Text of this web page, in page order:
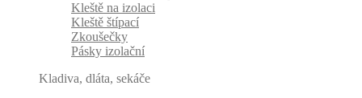
Kleště na izolaci
Kleště štípací
Zkoušečky
Pásky izolační
Kladiva, dláta, sekáče